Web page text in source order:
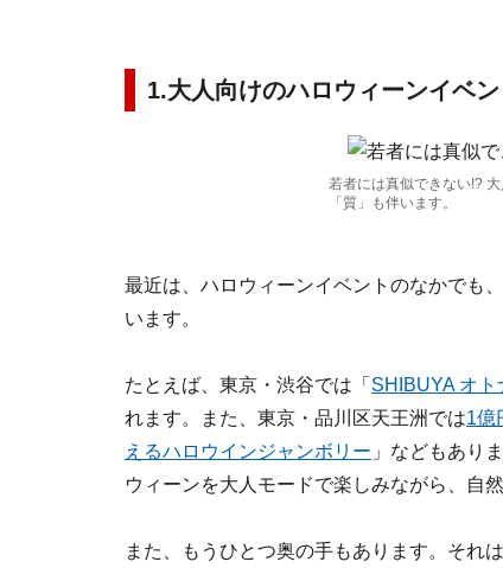
1.大人向けのハロウィーンイベ
若者には真似できない!?
「質」も伴います。
最近は、ハロウィーンイベントのなかでも
います。
たとえば、東京・渋谷では「 SHIBUYA オ
れます。また、東京・品川区天王洲では1億
えるハロウインジャンボリー 」などもあり
ウィーンを大人モードで楽しみながら、自
また、もうひとつ奥の手もあります。それは